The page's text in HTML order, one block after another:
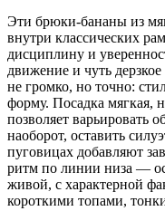
Эти брюки-бананы из
внутри классических
дисциплину и
движение и чуть
не громко, но точно:
форму. Посадка мягкая,
позволяет варьировать
наоборот, оставить
пуговицах добавляют
ритм по линии низа —
живой, с характерной
короткими топами,